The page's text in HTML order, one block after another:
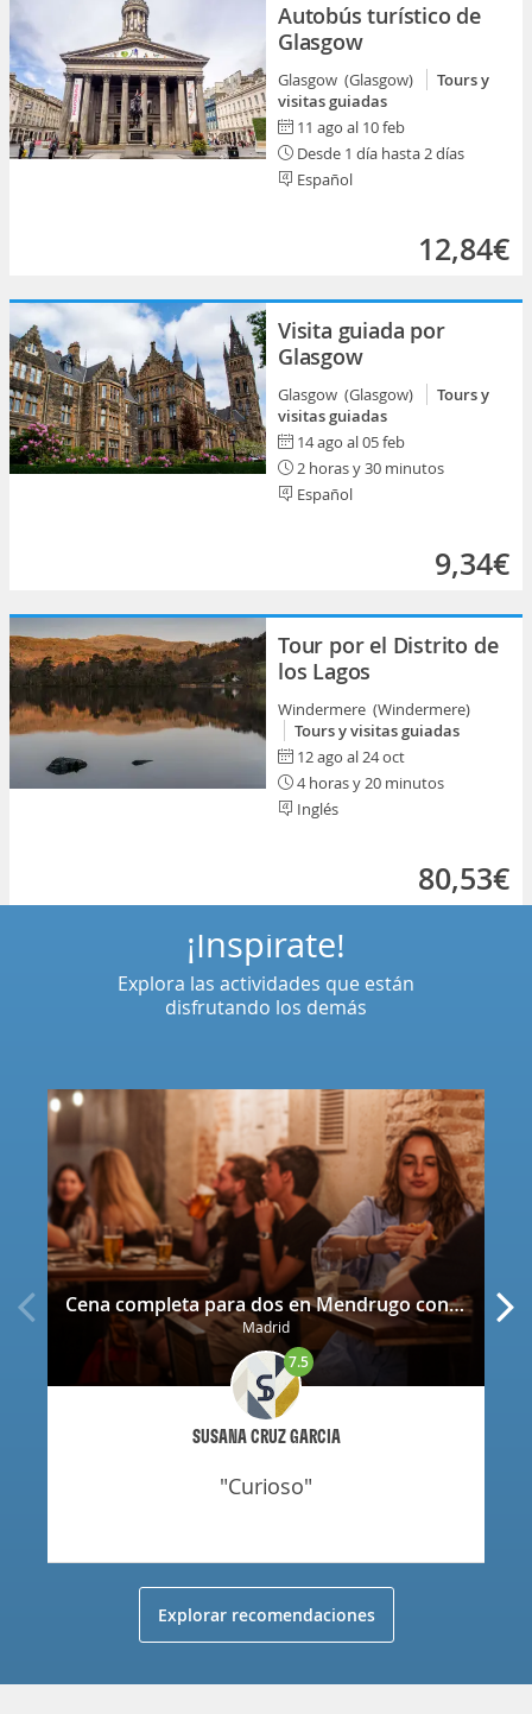
Autobús turístico de
Glasgow
Glasgow (Glasgow)
Tours y
visitas guiadas
11 ago al 10 feb
Desde 1 día hasta 2 días
Español
12,84€
Visita guiada por
Glasgow
Glasgow (Glasgow)
Tours y
visitas guiadas
14 ago al 05 feb
2 horas y 30 minutos
Español
9,34€
Tour por el Distrito de
los Lagos
Windermere (Windermere)
Tours y visitas guiadas
12 ago al 24 oct
4 horas y 20 minutos
Inglés
80,53€
Cena completa para dos en Mendrugo con cerveza artesana incluida
Madrid
SUSANA CRUZ GARCIA
7.5
"curioso"
¡Inspírate!
Explora las actividades que están
disfrutando los demás
Explorar recomendaciones